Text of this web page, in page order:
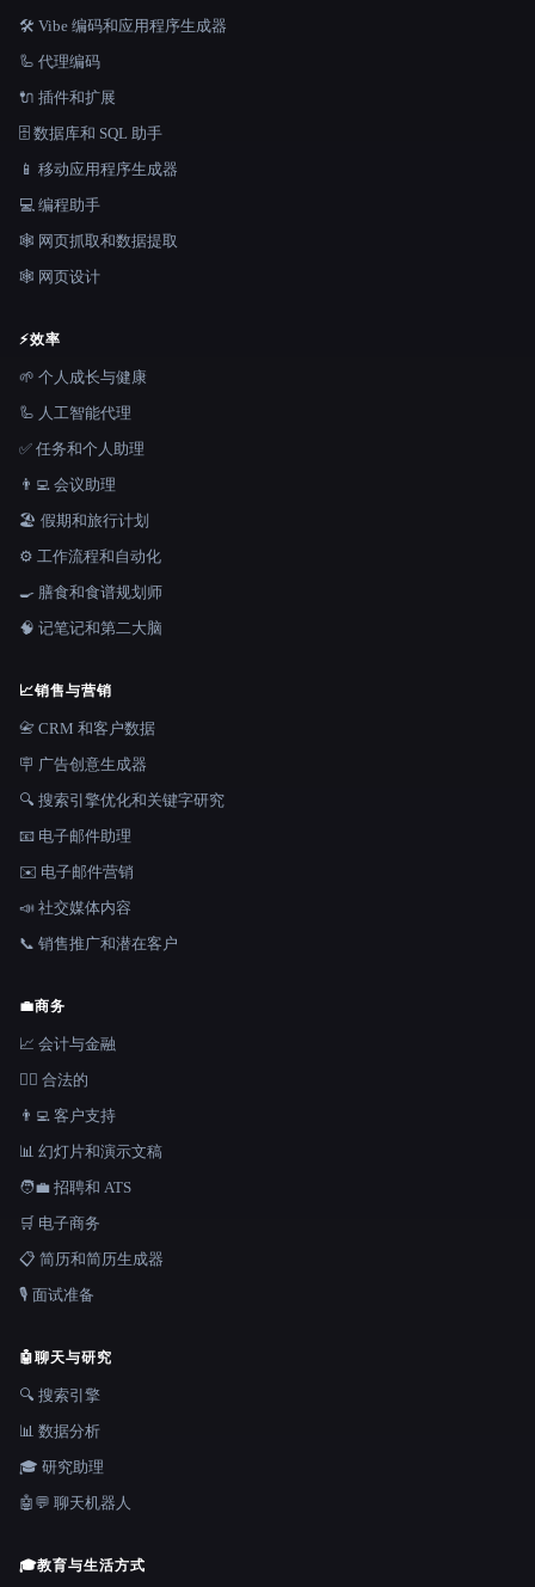
🛠️ Vibe 编码和应用程序生成器
🦾 代理编码
🔌 插件和扩展
🗄️ 数据库和 SQL 助手
📱 移动应用程序生成器
💻 编程助手
🕸️ 网页抓取和数据提取
🕸 网页设计
⚡效率
🌱 个人成长与健康
🦾 人工智能代理
✅ 任务和个人助理
👨‍💻 会议助理
🏖 假期和旅行计划
⚙️ 工作流程和自动化
🍳 膳食和食谱规划师
🧠 记笔记和第二大脑
📈销售与营销
📇 CRM 和客户数据
🪧 广告创意生成器
🔍 搜索引擎优化和关键字研究
📧 电子邮件助理
✉️ 电子邮件营销
📣 社交媒体内容
📞 销售推广和潜在客户
💼商务
📈 会计与金融
👩‍⚖️ 合法的
👨‍💻 客户支持
📊 幻灯片和演示文稿
🧑‍💼 招聘和 ATS
🛒 电子商务
📋 简历和简历生成器
🎙️ 面试准备
🤖聊天与研究
🔍 搜索引擎
📊 数据分析
🎓 研究助理
🤖💬 聊天机器人
🎓教育与生活方式